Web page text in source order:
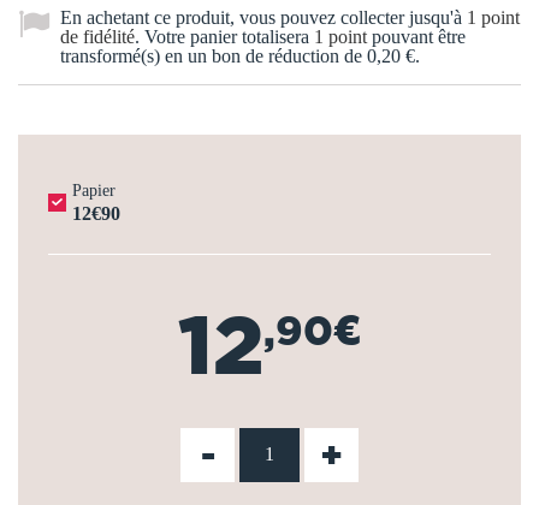
En achetant ce produit, vous pouvez collecter jusqu'à 1 point
de fidélité. Votre panier totalisera 1 point pouvant être
transformé(s) en un bon de réduction de 0,20 €.
Papier
12€90
12,90€
- +